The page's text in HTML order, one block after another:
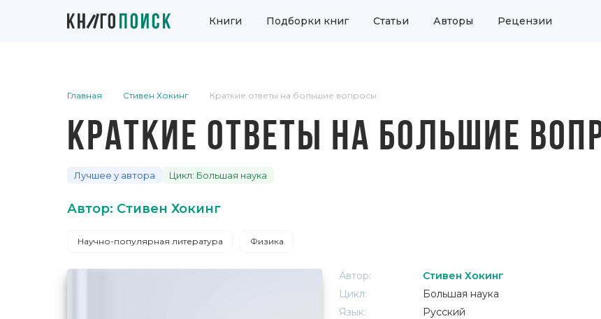
Книги Подборки книг Статьи Авторы Рецензии
Главная Стивен Хокинг Краткие ответы на большие вопросы
КРАТКИЕ ОТВЕТЫ НА БОЛЬШИЕ
Лучшее у автора Цикл: Большая наука
Автор: Стивен Хокинг
Научно-популярная литература Физика
Автор:
Стивен Хокинг
Цикл:
Большая наука
Язык:
Русский